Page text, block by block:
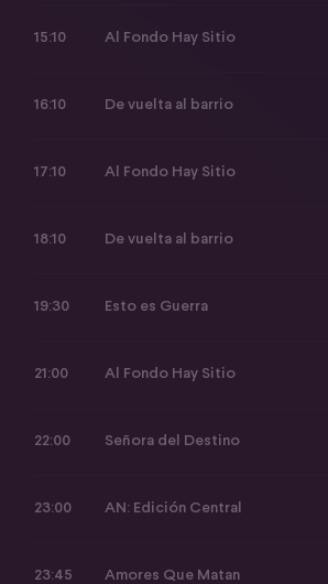
15:10 Al Fondo Hay Sitio
16:10 De vuelta al barrio
17:10 Al Fondo Hay Sitio
18:10 De vuelta al barrio
19:30 Esto es Guerra
21:00 Al Fondo Hay Sitio
22:00 Señora del Destino
23:00 AN: Edición Central
23:45 Amores Que Matan